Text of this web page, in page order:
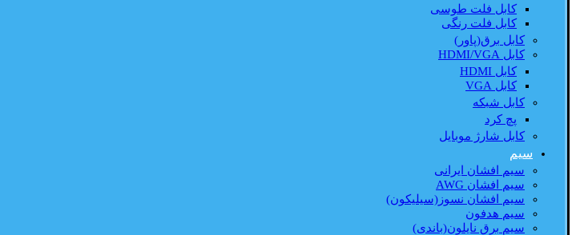
کابل فلت طوسی
کابل فلت رنگی
کابل برق(پاور)
کابل HDMI/VGA
کابل HDMI
کابل VGA
کابل شبکه
پچ کرد
کابل شارژ موبایل
سیم
سیم افشان ایرانی
سیم افشان AWG
سیم افشان نسوز(سیلیکون)
سیم هدفون
سیم برق نایلون(باندی)